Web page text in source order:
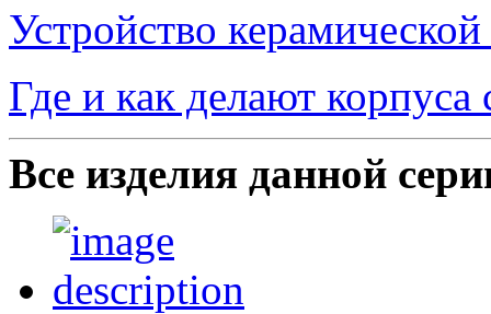
Устройство
Где и как делают корпуса
Все изделия данной